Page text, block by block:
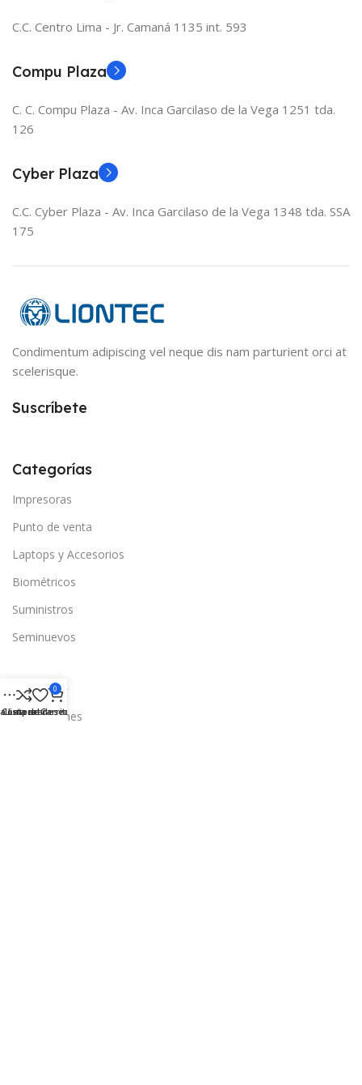
C.C. Centro Lima - Jr. Camaná 1135 int. 593
Compu Plaza
C. C. Compu Plaza - Av. Inca Garcilaso de la Vega 1251 tda.
126
Cyber Plaza
C.C. Cyber Plaza - Av. Inca Garcilaso de la Vega 1348 tda. SSA
175
Condimentum adipiscing vel neque dis nam parturient orci at
scelerisque.
Suscríbete
Categorías
Impresoras
Punto de venta
Laptops y Accesorios
Biométricos
Suministros
Seminuevos
Enlaces
Promociones
Lateral
Comparar
Lista de deseos
0
Carrito